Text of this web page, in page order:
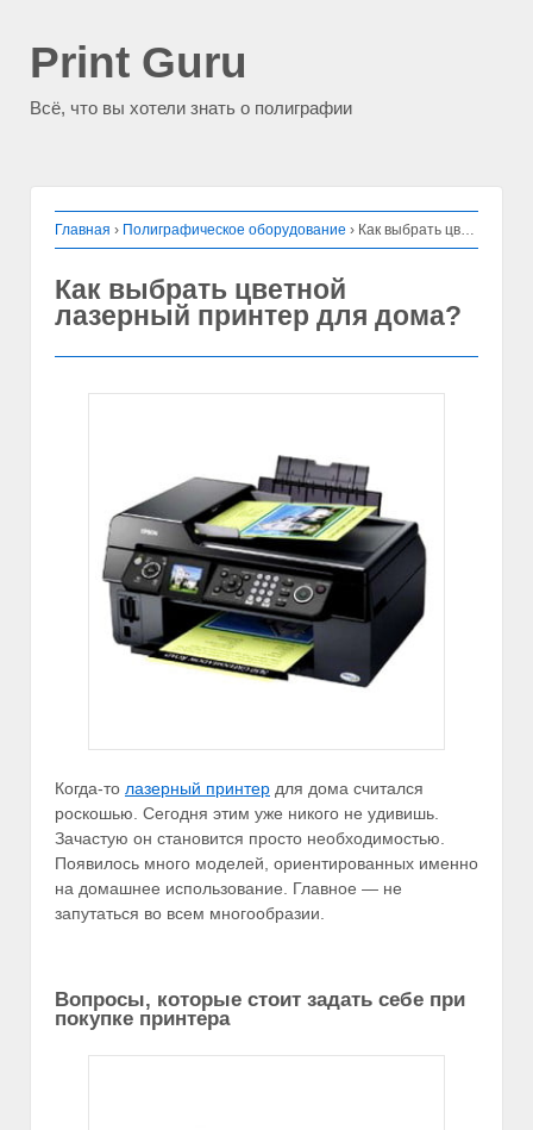
Print Guru
Всё, что вы хотели знать о полиграфии
Главная › Полиграфическое оборудование › Как выбрать цветной лазерный принтер для дома?
Как выбрать цветной
лазерный принтер для дома?
Когда-то лазерный принтер для дома считался
роскошью. Сегодня этим уже никого не удивишь.
Зачастую он становится просто необходимостью.
Появилось много моделей, ориентированных именно
на домашнее использование. Главное — не
запутаться во всем многообразии.
Вопросы, которые стоит задать себе при
покупке принтера